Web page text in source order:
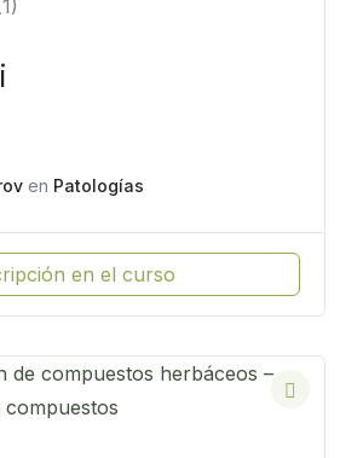
en Patologías
en el curso